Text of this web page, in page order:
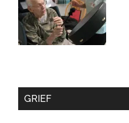
GRIEF